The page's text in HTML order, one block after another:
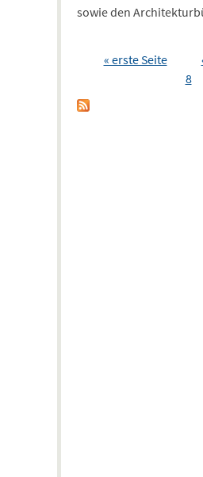
sowie den
Seiten« erste Seite
8